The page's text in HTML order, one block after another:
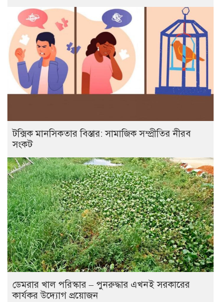
টক্সিক মানসিকতার বিস্তার: সামাজিক সম্প্রীতির নীরব
সংকট
ডেমরার খাল পরিস্কার – পুনরুদ্ধার এখনই সরকারের
কার্যকর উদ্যোগ প্রয়োজন